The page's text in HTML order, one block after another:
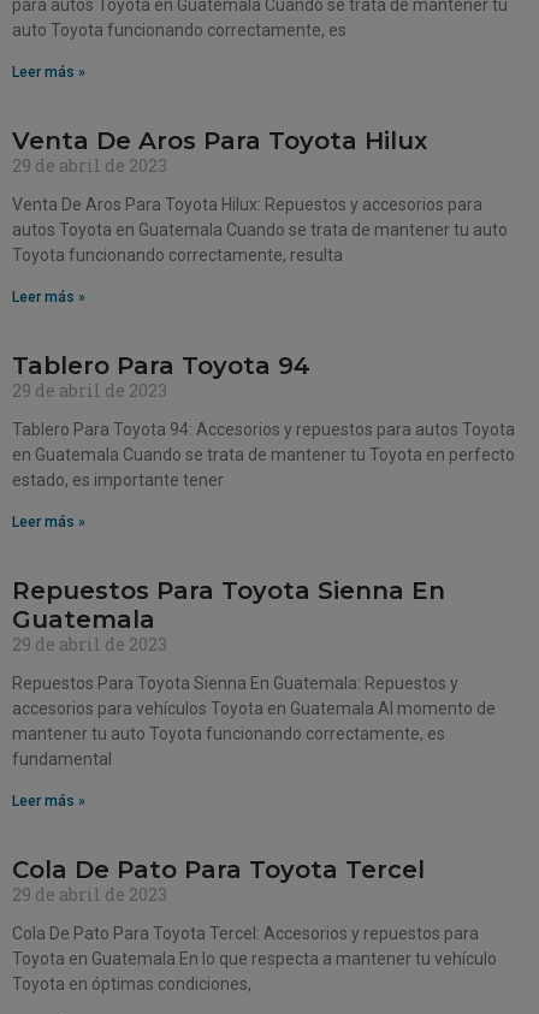
para autos Toyota en Guatemala Cuando se trata de mantener tu
auto Toyota funcionando correctamente, es
Leer más »
Venta De Aros Para Toyota Hilux
29 de abril de 2023
Venta De Aros Para Toyota Hilux: Repuestos y accesorios para
autos Toyota en Guatemala Cuando se trata de mantener tu auto
Toyota funcionando correctamente, resulta
Leer más »
Tablero Para Toyota 94
29 de abril de 2023
Tablero Para Toyota 94: Accesorios y repuestos para autos Toyota
en Guatemala Cuando se trata de mantener tu Toyota en perfecto
estado, es importante tener
Leer más »
Repuestos Para Toyota Sienna En
Guatemala
29 de abril de 2023
Repuestos Para Toyota Sienna En Guatemala: Repuestos y
accesorios para vehículos Toyota en Guatemala Al momento de
mantener tu auto Toyota funcionando correctamente, es
fundamental
Leer más »
Cola De Pato Para Toyota Tercel
29 de abril de 2023
Cola De Pato Para Toyota Tercel: Accesorios y repuestos para
Toyota en Guatemala En lo que respecta a mantener tu vehículo
Toyota en óptimas condiciones,